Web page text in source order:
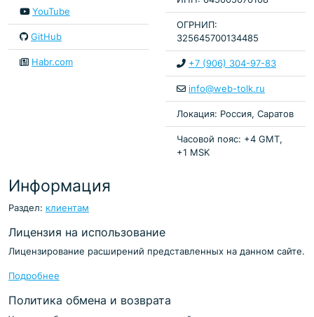
YouTube
GitHub
Habr.com
ОГРНИП:
325645700134485
+7 (906) 304-97-83
info@web-tolk.ru
Локация: Россия, Саратов
Часовой пояс: +4 GMT,
+1 MSK
Информация
Раздел: клиентам
Лицензия на использование
Лицензирование расширений представленных на данном сайте.
Подробнее
Политика обмена и возврата